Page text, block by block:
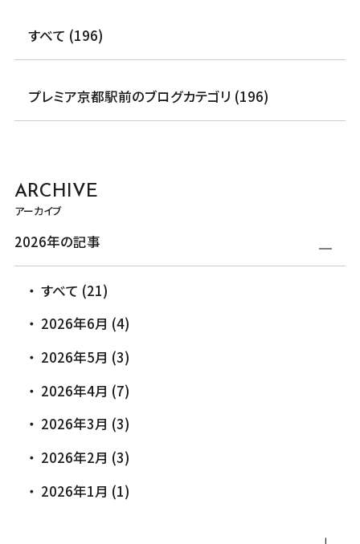
すべて (196)
プレミア京都駅前のブログカテゴリ (196)
ARCHIVE
アーカイブ
2026年の記事
すべて (21)
2026年6月 (4)
2026年5月 (3)
2026年4月 (7)
2026年3月 (3)
2026年2月 (3)
2026年1月 (1)